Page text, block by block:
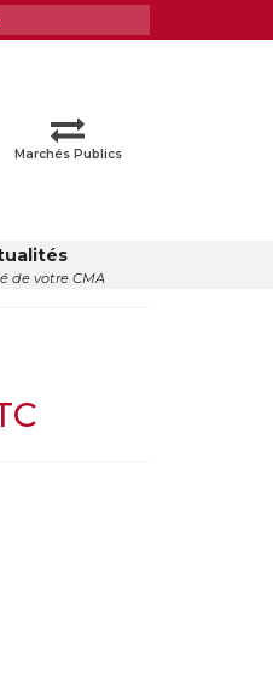
Marchés Publics
de votre CMA